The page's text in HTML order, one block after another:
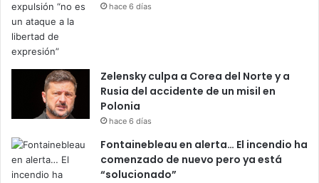
hace 6 días
Zelensky culpa a Corea del Norte y a
Rusia del accidente de un misil en
Polonia
hace 6 días
Fontainebleau en alerta… El incendio ha
comenzado de nuevo pero ya está
“solucionado”